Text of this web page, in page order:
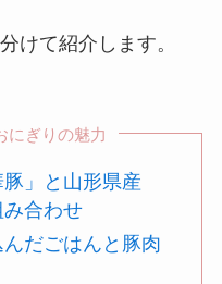
けて紹介します。
ぎりの魅力
」と山形県産
み合わせ
だごはんと豚肉